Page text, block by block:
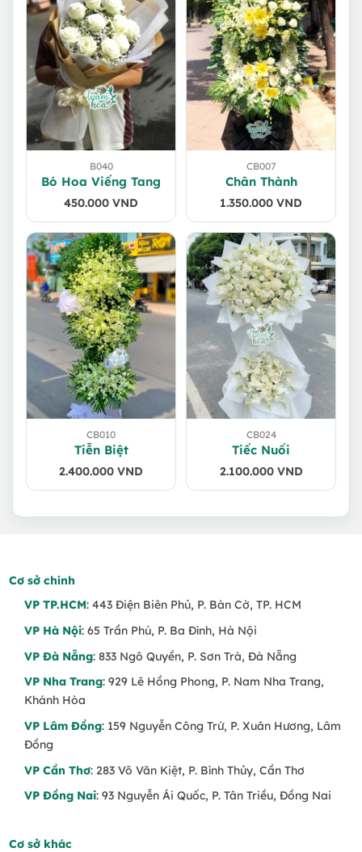
B040
Bó Hoa Viếng Tang
450.000 VND
CB007
Chân Thành
1.350.000 VND
CB010
Tiễn Biệt
2.400.000 VND
CB024
Tiếc Nuối
2.100.000 VND
Cơ sở chính
VP TP.HCM: 443 Điện Biên Phủ, P. Bàn Cờ, TP. HCM
VP Hà Nội: 65 Trần Phú, P. Ba Đình, Hà Nội
VP Đà Nẵng: 833 Ngô Quyền, P. Sơn Trà, Đà Nẵng
VP Nha Trang: 929 Lê Hồng Phong, P. Nam Nha Trang,
Khánh Hòa
VP Lâm Đồng: 159 Nguyễn Công Trứ, P. Xuân Hương, Lâm
Đồng
VP Cần Thơ: 283 Võ Văn Kiệt, P. Bình Thủy, Cần Thơ
VP Đồng Nai: 93 Nguyễn Ái Quốc, P. Tân Triều, Đồng Nai
Cơ sở khác